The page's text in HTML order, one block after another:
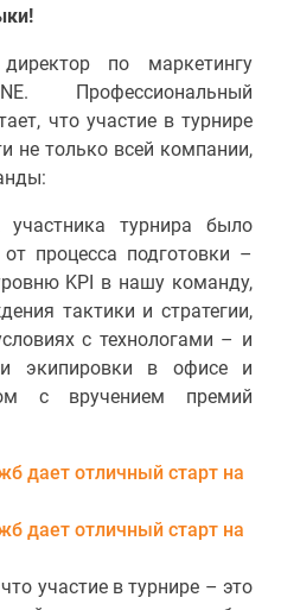
по маркетингу
Профессиональный
что участие в турнире
не только всей компании,
турнира было
процесса подготовки –
KPI в нашу команду,
тактики и стратегии,
с технологами – и
экипировки в офисе и
с вручением премий
участие в турнире – это